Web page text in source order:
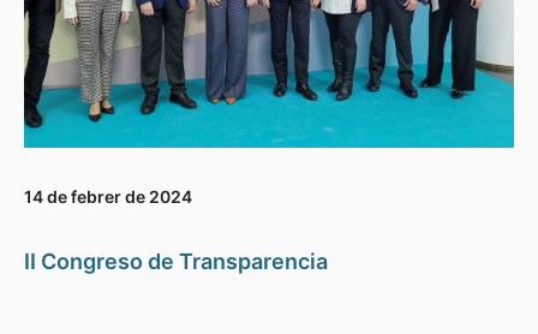
14 de febrer de 2024
II Congreso de Transparencia